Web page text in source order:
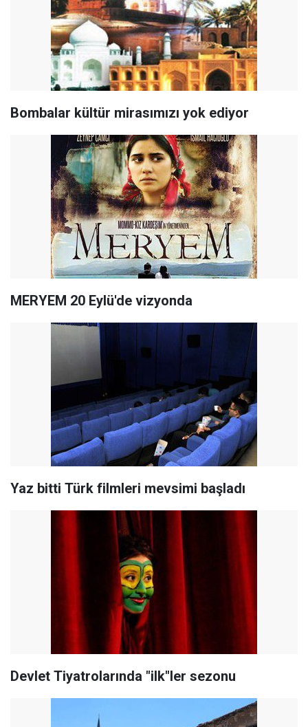
Bombalar kültür mirasımızı yok ediyor
MERYEM 20 Eylü'de vizyonda
Yaz bitti Türk filmleri mevsimi başladı
Devlet Tiyatrolarında "ilk"ler sezonu